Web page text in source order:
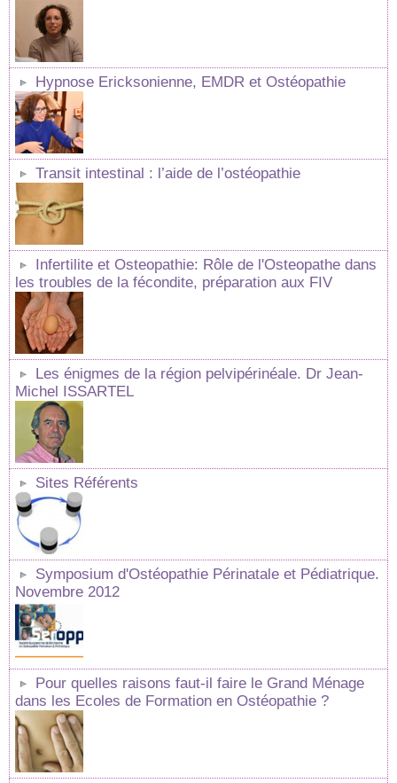
Hypnose Ericksonienne, EMDR et Ostéopathie
Transit intestinal : l’aide de l’ostéopathie
Infertilite et Osteopathie: Rôle de l'Osteopathe dans
les troubles de la fécondite, préparation aux FIV
Les énigmes de la région pelvipérinéale. Dr Jean-
Michel ISSARTEL
Sites Référents
Symposium d'Ostéopathie Périnatale et Pédiatrique.
Novembre 2012
Pour quelles raisons faut-il faire le Grand Ménage
dans les Ecoles de Formation en Ostéopathie ?